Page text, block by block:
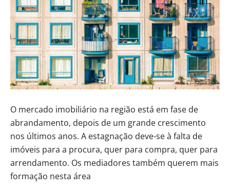
O mercado imobiliário na região está em fase de
abrandamento, depois de um grande crescimento
nos últimos anos. A estagnação deve-se à falta de
imóveis para a procura, quer para compra, quer para
arrendamento. Os mediadores também querem mais
formação nesta área